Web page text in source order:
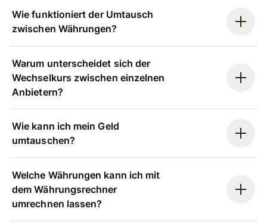
Wie funktioniert der Umtausch
zwischen Währungen?
Warum unterscheidet sich der
Wechselkurs zwischen einzelnen
Anbietern?
Wie kann ich mein Geld
umtauschen?
Welche Währungen kann ich mit
dem Währungsrechner
umrechnen lassen?